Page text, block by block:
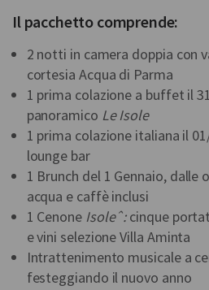
Il pacchetto comprende:
2 notti in camera doppia con
cortesia Acqua di Parma
1 prima colazione a buffet il
panoramico Le Isole
1 prima colazione italiana il
lounge bar
1 Brunch del 1 Gennaio, dalle
acqua e caffè inclusi
1 Cenone Isoleˆ:cinque
e vini selezione Villa Aminta
Intrattenimento musicale a
festeggiando il nuovo anno